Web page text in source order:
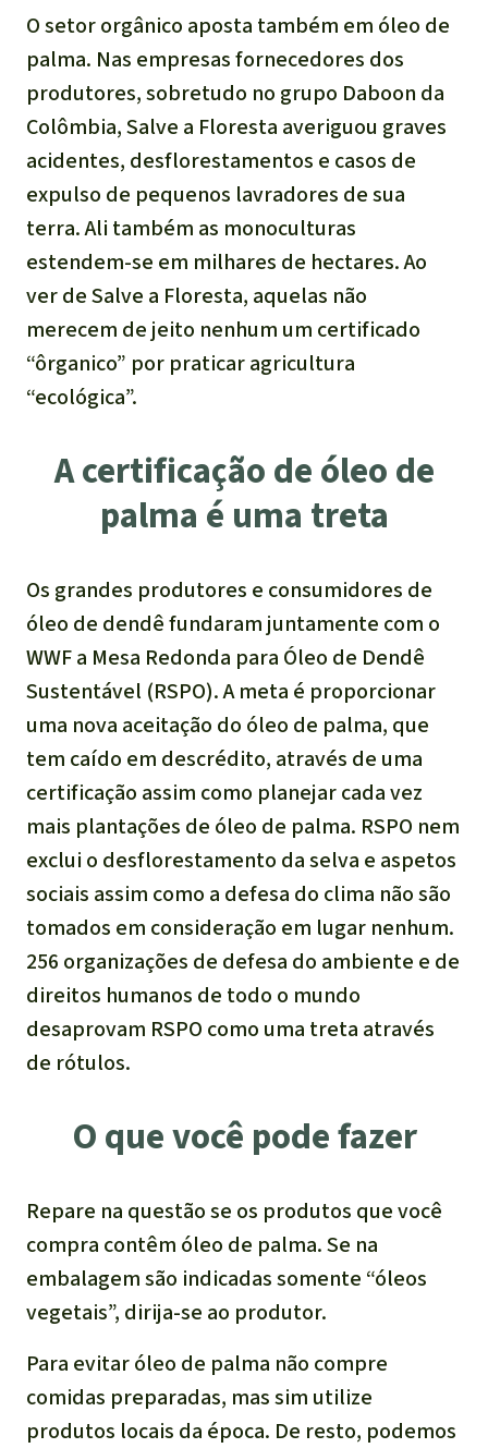
O setor orgânico aposta também em óleo de
palma. Nas empresas fornecedores dos
produtores, sobretudo no grupo Daboon da
Colômbia, Salve a Floresta averiguou graves
acidentes, desflorestamentos e casos de
expulso de pequenos lavradores de sua
terra. Ali também as monoculturas
estendem-se em milhares de hectares. Ao
ver de Salve a Floresta, aquelas não
merecem de jeito nenhum um certificado
“ôrganico” por praticar agricultura
“ecológica”.
A certificação de óleo de
palma é uma treta
Os grandes produtores e consumidores de
óleo de dendê fundaram juntamente com o
WWF a Mesa Redonda para Óleo de Dendê
Sustentável (RSPO). A meta é proporcionar
uma nova aceitação do óleo de palma, que
tem caído em descrédito, através de uma
certificação assim como planejar cada vez
mais plantações de óleo de palma. RSPO nem
exclui o desflorestamento da selva e aspetos
sociais assim como a defesa do clima não são
tomados em consideração em lugar nenhum.
256 organizações de defesa do ambiente e de
direitos humanos de todo o mundo
desaprovam RSPO como uma treta através
de rótulos.
O que você pode fazer
Repare na questão se os produtos que você
compra contêm óleo de palma. Se na
embalagem são indicadas somente “óleos
vegetais”, dirija-se ao produtor.
Para evitar óleo de palma não compre
comidas preparadas, mas sim utilize
produtos locais da época. De resto, podemos